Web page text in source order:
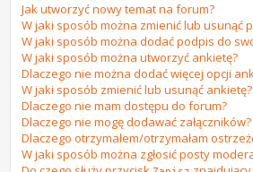
Jak utworzyć nowy temat na forum?
W jaki sposób można zmienić lub usunąć
W jaki sposób można dodać podpis do
W jaki sposób można utworzyć ankietę?
Dlaczego nie można dodać więcej opcji
W jaki sposób zmienić lub usunąć ankietę?
Dlaczego nie mam dostępu do forum?
Dlaczego nie mogę dodawać załączników?
Dlaczego otrzymałem/otrzymałam
W jaki sposób można zgłosić posty